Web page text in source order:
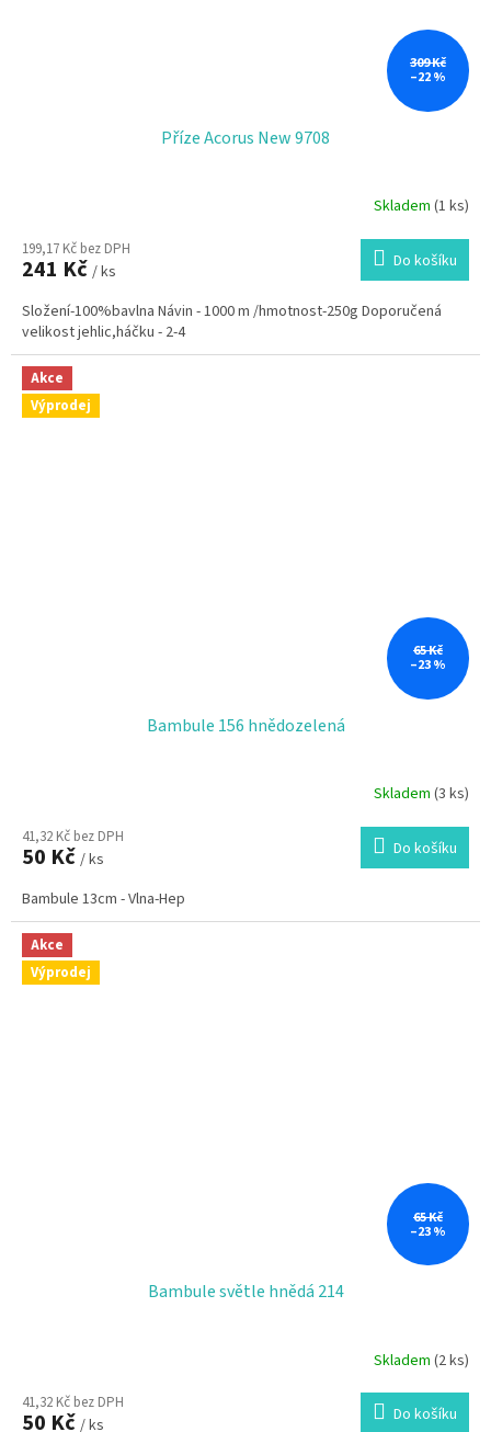
309 Kč
–22 %
Příze Acorus New 9708
Skladem (1 ks)
199,17 Kč bez DPH
241 Kč / ks Do košíku
Složení-100%bavlna Návin - 1000 m /hmotnost-250g Doporučená
velikost jehlic,háčku - 2-4
Akce
Výprodej
65 Kč
–23 %
Bambule 156 hnědozelená
Skladem (3 ks)
41,32 Kč bez DPH
50 Kč / ks Do košíku
Bambule 13cm - Vlna-Hep
Akce
Výprodej
65 Kč
–23 %
Bambule světle hnědá 214
Skladem (2 ks)
41,32 Kč bez DPH
50 Kč / ks Do košíku